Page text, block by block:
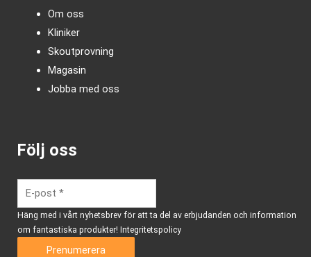
Om oss
Kliniker
Skoutprovning
Magasin
Jobba med oss
Följ oss
Häng med i vårt nyhetsbrev för att ta del av erbjudanden och information
om fantastiska produkter! Integritetspolicy